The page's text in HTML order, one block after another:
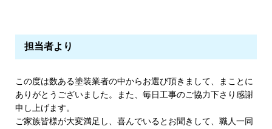
担当者より
この度は数ある塗装業者の中からお選び頂きまして、まことに
ありがとうございました。また、毎日工事のご協力下さり感謝
申し上げます。
ご家族皆様が大変満足し、喜んでいるとお聞きして、職人一同